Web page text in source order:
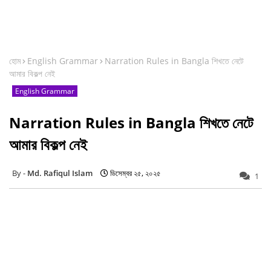
হোম English Grammar
Narration Rules in Bangla শিখতে নেটে
আমার বিকল্প নেই
English Grammar
Narration Rules in Bangla শিখতে নেটে
আমার বিকল্প নেই
Md. Rafiqul Islam ডিসেম্বর ২৫, ২০২৫ 1